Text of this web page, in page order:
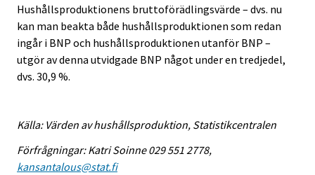
Hushållsproduktionens bruttoförädlingsvärde – dvs. nu
kan man beakta både hushållsproduktionen som redan
ingår i BNP och hushållsproduktionen utanför BNP –
utgör av denna utvidgade BNP något under en tredjedel,
dvs. 30,9 %.
Källa: Värden av hushållsproduktion, Statistikcentralen
Förfrågningar: Katri Soinne 029 551 2778,
kansantalous@stat.fi